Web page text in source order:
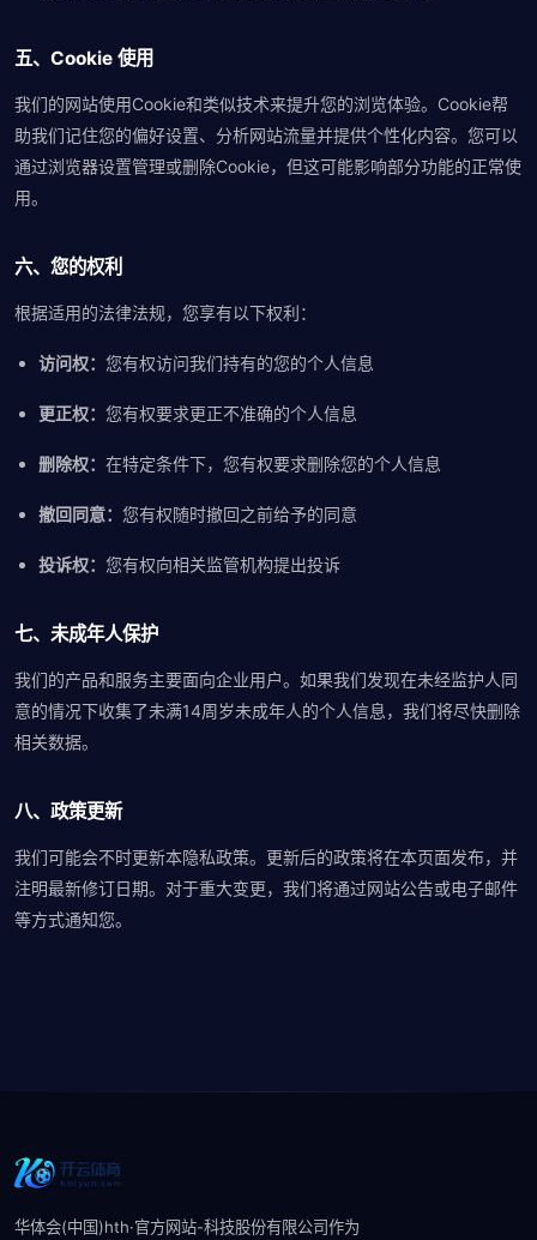
五、Cookie 使用
我们的网站使用Cookie和类似技术来提升您的浏览体验。Cookie帮
助我们记住您的偏好设置、分析网站流量并提供个性化内容。您可以
通过浏览器设置管理或删除Cookie，但这可能影响部分功能的正常使
用。
六、您的权利
根据适用的法律法规，您享有以下权利：
访问权： 您有权访问我们持有的您的个人信息
更正权： 您有权要求更正不准确的个人信息
删除权： 在特定条件下，您有权要求删除您的个人信息
撤回同意： 您有权随时撤回之前给予的同意
投诉权： 您有权向相关监管机构提出投诉
七、未成年人保护
我们的产品和服务主要面向企业用户。如果我们发现在未经监护人同
意的情况下收集了未满14周岁未成年人的个人信息，我们将尽快删除
相关数据。
八、政策更新
我们可能会不时更新本隐私政策。更新后的政策将在本页面发布，并
注明最新修订日期。对于重大变更，我们将通过网站公告或电子邮件
等方式通知您。
华体会(中国)hth·官方网站-科技股份有限公司作为